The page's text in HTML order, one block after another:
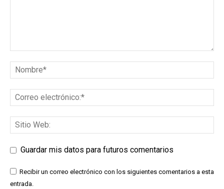
Guardar mis datos para futuros comentarios
Recibir un correo electrónico con los siguientes comentarios a esta
entrada.